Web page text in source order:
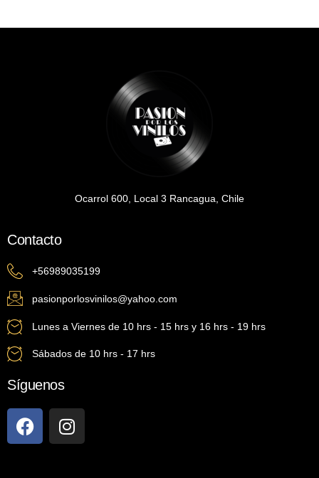
Ocarrol 600, Local 3 Rancagua, Chile
Contacto
+56989035199
pasionporlosvinilos@yahoo.com
Lunes a Viernes de 10 hrs - 15 hrs y 16 hrs - 19 hrs
Sábados de 10 hrs - 17 hrs
Síguenos